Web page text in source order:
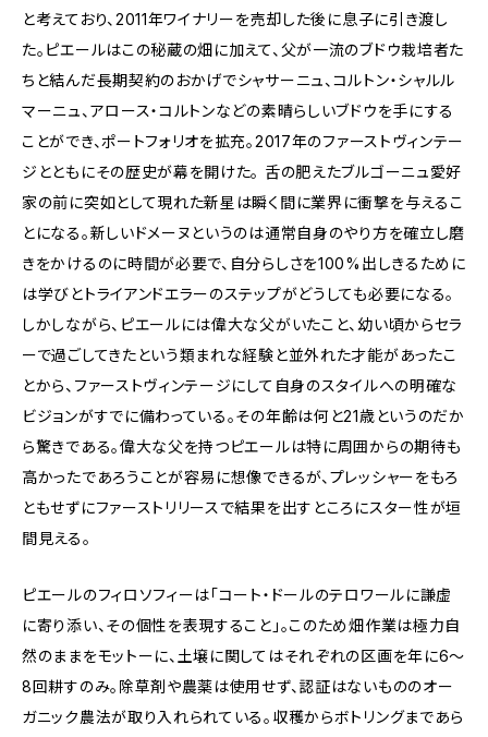
と考えており、2011年ワイナリーを売却した後に息子に引き渡し
た。ピエールはこの秘蔵の畑に加えて、父が一流のブドウ栽培者た
ちと結んだ長期契約のおかげでシャサーニュ、コルトン・シャルル
マーニュ、アロース・コルトンなどの素晴らしいブドウを手にする
ことができ、ポートフォリオを拡充。2017年のファーストヴィンテー
ジとともにその歴史が幕を開けた。 舌の肥えたブルゴーニュ愛好
家の前に突如として現れた新星は瞬く間に業界に衝撃を与えるこ
とになる。新しいドメーヌというのは通常自身のやり方を確立し磨
きをかけるのに時間が必要で、自分らしさを100%出しきるために
は学びとトライアンドエラーのステップがどうしても必要になる。
しかしながら、ピエールには偉大な父がいたこと、幼い頃からセラ
ーで過ごしてきたという類まれな経験と並外れた才能があったこ
とから、ファーストヴィンテージにして自身のスタイルへの明確な
ビジョンがすでに備わっている。その年齢は何と21歳というのだか
ら驚きである。偉大な父を持つピエールは特に周囲からの期待も
高かったであろうことが容易に想像できるが、プレッシャーをもろ
ともせずにファーストリリースで結果を出すところにスター性が垣
間見える。
ピエールのフィロソフィーは「コート・ドールのテロワールに謙虚
に寄り添い、その個性を表現すること」。このため畑作業は極力自
然のままをモットーに、土壌に関してはそれぞれの区画を年に6～
8回耕すのみ。除草剤や農薬は使用せず、認証はないもののオー
ガニック農法が取り入れられている。収穫からボトリングまであら